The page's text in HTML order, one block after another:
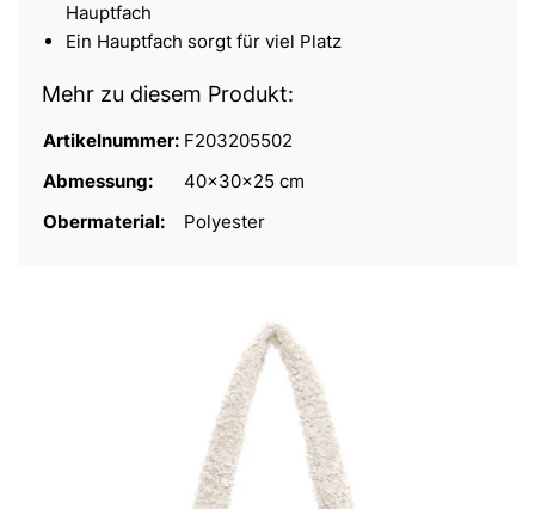
Hauptfach
Ein Hauptfach sorgt für viel Platz
Mehr zu diesem Produkt:
Artikelnummer: F203205502
Abmessung:
40x30x25 cm
Obermaterial:
Polyester